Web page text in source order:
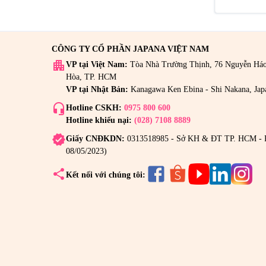
CÔNG TY CỔ PHẦN JAPANA VIỆT NAM
apartment VP tại Việt Nam: Tòa Nhà Trường Thịnh, 76 Nguyễn
Hòa, TP. HCM
VP tại Nhật Bản: Kanagawa Ken Ebina - Shi Nakana,
headset_mic Hotline CSKH: 0975 800 600
Hotline khiếu nại: (028) 7108 8889
verifiedGiấy CNĐKDN: 0313518985 - Sở KH & ĐT TP. HCM -
08/05/2023)
share Kết nối với chúng tôi: